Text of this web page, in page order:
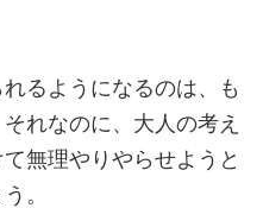
るようになるのは、も
れなのに、大人の考え
無理やりやらせようと
。